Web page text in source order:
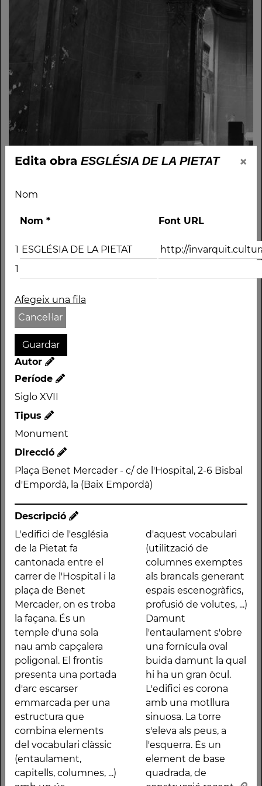
Edita obra ESGLÉSIA DE LA PIETAT ×
Nom
Nom * Font URL
1
1
Afegeix una fila
Cancel·lar
Autor
Període
Siglo XVII
Tipus
Monument
Direcció
Plaça Benet Mercader - c/ de l'Hospital, 2-6 Bisbal
d'Empordà, la (Baix Empordà)
Descripció
L'edifici de l'església
de la Pietat fa
cantonada entre el
carrer de l'Hospital i la
plaça de Benet
Mercader, on es troba
la façana. És un
temple d'una sola
nau amb capçalera
poligonal. El frontis
presenta una portada
d'arc escarser
emmarcada per una
estructura que
combina elements
del vocabulari clàssic
(entaulament,
capitells, columnes, ...)
d'aquest vocabulari
(utilització de
columnes exemptes
als brancals generant
espais escenogràfics,
profusió de volutes, ...)
Damunt
l'entaulament s'obre
una fornícula oval
buida damunt la qual
hi ha un gran òcul.
L'edifici es corona
amb una motllura
sinuosa. La torre
s'eleva als peus, a
l'esquerra. És un
element de base
quadrada, de
ESGLÉSIA DE LA PIETAT
Autor
Període
Siglo XVII
Tipus
Monument
Plaça Benet Mercader -
Bisbal d'Empordà, la
(Baix Empordà)
Descripció
L'edifici de l'església
de la Pietat fa
cantonada entre el
carrer de l'Hospital i la
plaça de Benet
Mercader, on es troba
la façana. És un temple
d'una sola nau amb
capçalera poligonal. El
frontis presenta una
portada d'arc escarser
emmarcada per una
barroc d'aquest
vocabulari (utilització
de columnes
exemptes als brancals
generant espais
escenogràfics, profusió
de volutes, ...) Damunt
l'entaulament s'obre
una fornícula oval
buida damunt la qual
hi ha un gran òcul.
L'edifici es corona amb